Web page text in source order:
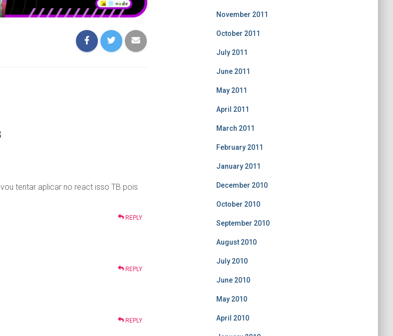
tentar aplicar no react isso TB pois
REPLY
REPLY
REPLY
November 2011
October 2011
July 2011
June 2011
May 2011
April 2011
March 2011
February 2011
January 2011
December 2010
October 2010
September 2010
August 2010
July 2010
June 2010
May 2010
April 2010